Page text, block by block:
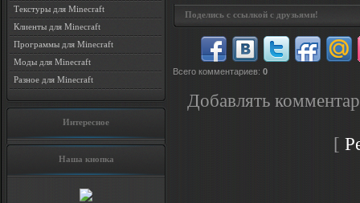
Текстуры для Minecraft
Клиенты для Minecraft
Программы для Minecraft
Моды для Minecraft
Разное для Minecraft
Интересное
Наша кнопка
Поделись с ссылкой с друзьями!
Всего комментариев: 0
Добавлять
[